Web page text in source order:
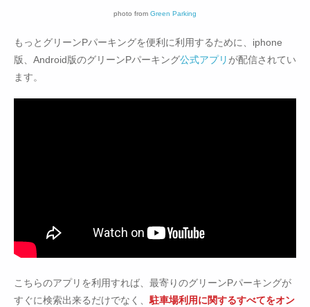
photo from Green Parking
もっとグリーンPパーキングを便利に利用するために、iphone
版、Android版のグリーンPパーキング公式アプリ が配信されてい
ます。
こちらのアプリを利用すれば、最寄りのグリーンPパーキングが
すぐに検索出来るだけでなく、 駐車場利用に関するすべてをオン